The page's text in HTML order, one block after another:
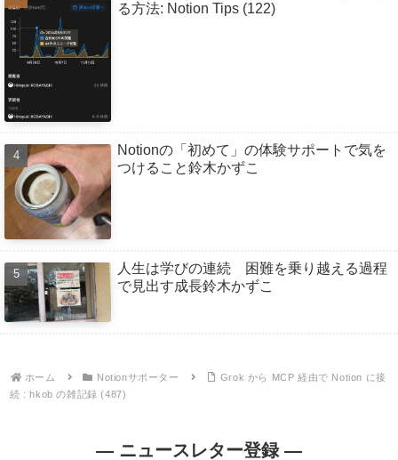
る方法: Notion Tips (122)
Notionの「初めて」の体験サポートで気を
つけること鈴木かずこ
人生は学びの連続 困難を乗り越える過程
で見出す成長鈴木かずこ
ホーム Notionサポーター
Grok から MCP 経由で Notion に接
続 : hkob の雑記録 (487)
— ニュースレター登録 —